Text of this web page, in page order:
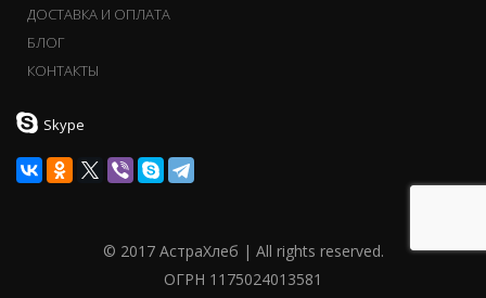
ДОСТАВКА И ОПЛАТА
БЛОГ
КОНТАКТЫ
Skype
© 2017 АстраХлеб | All rights reserved.
ОГРН 1175024013581